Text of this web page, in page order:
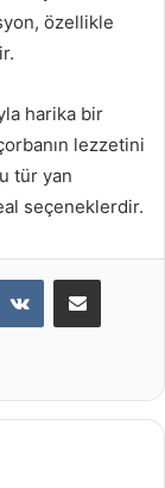
özellikle
harika bir
lezzetini
tür yan
seçeneklerdir.
VKontakteE-Posta ile paylaş